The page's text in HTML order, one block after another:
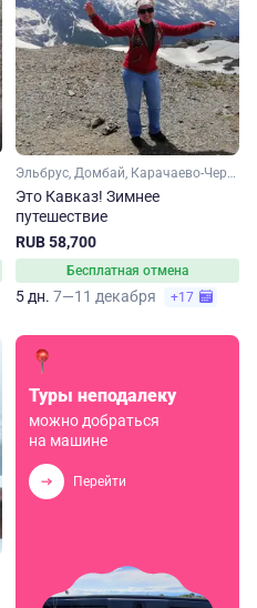
Эльбрус, Домбай, Карачаево-Черкесия, Кабардино-Балкария, Кавказ, Ставропольский край, Кавказские Минеральные Воды
Это Кавказ! Зимнее
путешествие
RUB 58,700
Бесплатная отмена
5 дн. 7—11 декабря +17
Туры неподалеку
можно добраться
на машине
Перейти